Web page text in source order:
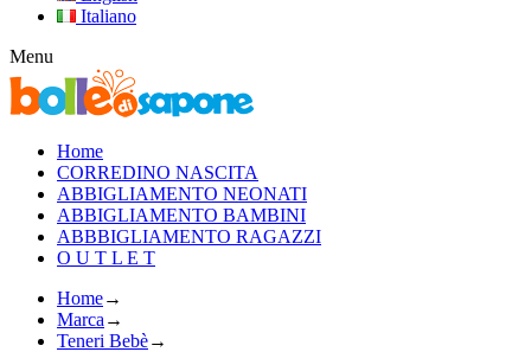
Italiano
Menu
Home
CORREDINO NASCITA
ABBIGLIAMENTO NEONATI
ABBIGLIAMENTO BAMBINI
ABBBIGLIAMENTO RAGAZZI
O U T L E T
Home→
Marca →
Teneri Bebè→